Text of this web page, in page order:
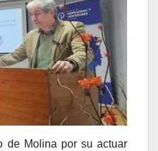
de Molina por su actuar